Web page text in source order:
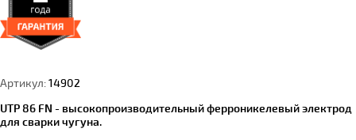
Артикул:14902
UTP 86 FN - высокопроизводительный ферроникелевый электрод
для сварки чугуна.